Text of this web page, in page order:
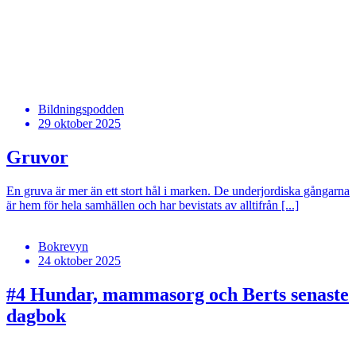
Bildningspodden
29 oktober 2025
Gruvor
En gruva är mer än ett stort hål i marken. De underjordiska gångarna
är hem för hela samhällen och har bevistats av alltifrån [...]
Bokrevyn
24 oktober 2025
#4 Hundar, mammasorg och Berts senaste
dagbok